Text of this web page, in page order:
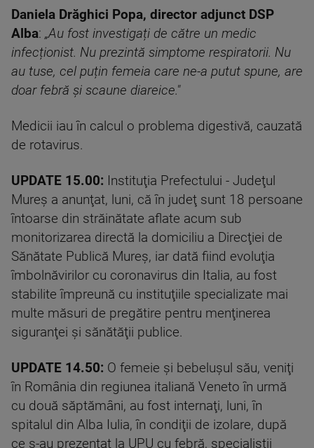
Daniela Drăghici Popa, director adjunct DSP
Alba: „Au fost investigați de către un medic
infecționist. Nu prezintă simptome respiratorii. Nu
au tuse, cel puțin femeia care ne-a putut spune, are
doar febră și scaune diareice."
Medicii iau în calcul o problema digestivă, cauzată
de rotavirus.
UPDATE 15.00: Instituţia Prefectului - Judeţul
Mureş a anunţat, luni, că în judeţ sunt 18 persoane
întoarse din străinătate aflate acum sub
monitorizarea directă la domiciliu a Direcţiei de
Sănătate Publică Mureş, iar dată fiind evoluţia
îmbolnăvirilor cu coronavirus din Italia, au fost
stabilite împreună cu instituţiile specializate mai
multe măsuri de pregătire pentru menţinerea
siguranţei şi sănătăţii publice.
UPDATE 14.50: O femeie şi bebeluşul său, veniţi
în România din regiunea italiană Veneto în urmă
cu două săptămâni, au fost internaţi, luni, în
spitalul din Alba Iulia, în condiţii de izolare, după
ce s-au prezentat la UPU cu febră, specialiştii